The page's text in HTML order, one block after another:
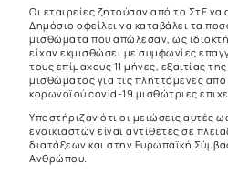
Οι εταιρείες ζητούσαν από το ΣτΕ να
Δημόσιο οφείλει να καταβάλει τα
μισθώματα που απώλεσαν, ως
είχαν εκμισθώσει με συμφωνίες
τους επίμαχους 11 μήνες, εξαιτίας
μισθώματος για τις πληττόμενες
κορωνοϊού covid-19 μισθώτριες
Υποστήριζαν ότι οι μειώσεις αυτές
ενοικιαστών είναι αντίθετες σε
διατάξεων και στην Ευρωπαϊκή
Ανθρώπου.